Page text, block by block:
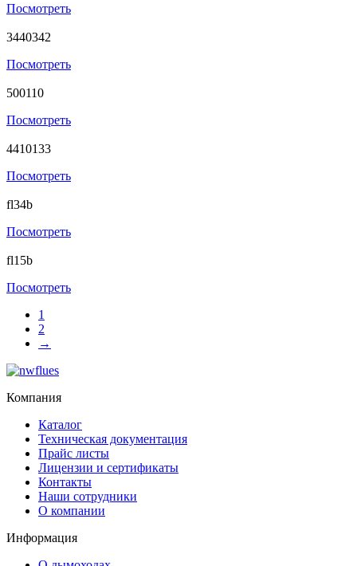
Посмотреть
3440342
Посмотреть
500110
Посмотреть
4410133
Посмотреть
fl34b
Посмотреть
fl15b
Посмотреть
1
2
→
Компания
Каталог
Техническая документация
Прайс листы
Лицензии и сертификаты
Контакты
Наши сотрудники
О компании
Информация